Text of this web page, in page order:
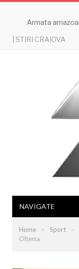
Armata
| STIRI CRAIOVA
NAVIGATE
Home » Sport »
Oltenia